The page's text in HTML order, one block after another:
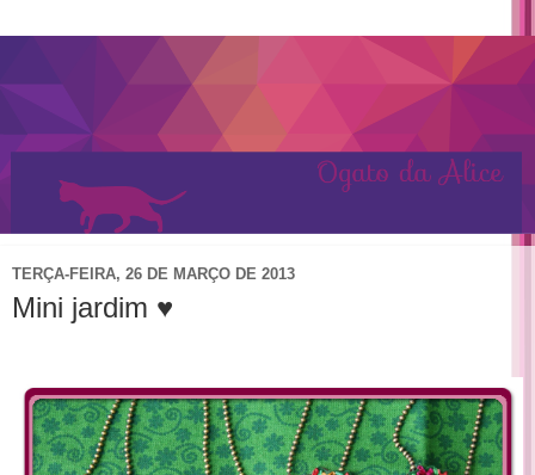
TERÇA-FEIRA, 26 DE MARÇO DE 2013
Mini jardim ♥